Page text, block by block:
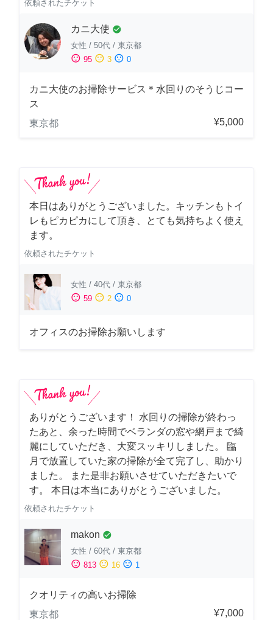
依頼されたチケット
カニ大使 check_circle
女性 / 50代 / 東京都
sentiment_satisfied 95 sentiment_neutral 3 sentiment_dissatisfied 0
カニ大使のお掃除サービス＊水回りのそうじコー
ス
東京都
¥5,000
本日はありがとうございました。キッチンもトイ
レもピカピカにして頂き、とても気持ちよく使え
ます。
依頼されたチケット
女性 / 40代 / 東京都
sentiment_satisfied 59 sentiment_neutral 2 sentiment_dissatisfied 0
オフィスのお掃除お願いします
ありがとうございます！ 水回りの掃除が終わっ
たあと、余った時間でベランダの窓や網戸まで綺
麗にしていただき、大変スッキリしました。 臨
月で放置していた家の掃除が全て完了し、助かり
ました。 また是非お願いさせていただきたいで
す。 本日は本当にありがとうございました。
依頼されたチケット
makon check_circle
女性 / 60代 / 東京都
sentiment_satisfied 813 sentiment_neutral 16 sentiment_dissatisfied 1
クオリティの高いお掃除
東京都
¥7,000